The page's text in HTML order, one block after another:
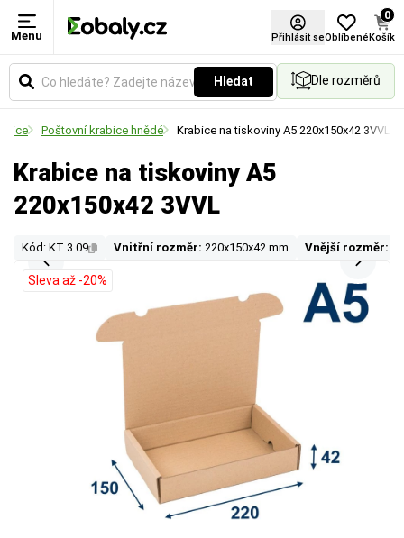
Menu Přihlásit seOblíbené
0
Košík
Hledat Dle rozměrů
Poštovní krabice hnědé Krabice na tiskoviny A5 220x150x42 3VVL
Krabice na tiskoviny A5
220x150x42 3VVL
Kód: KT 3 09 Vnitřní rozměr: 220x150x42 mm Vnější rozměr:
Sleva až -20%